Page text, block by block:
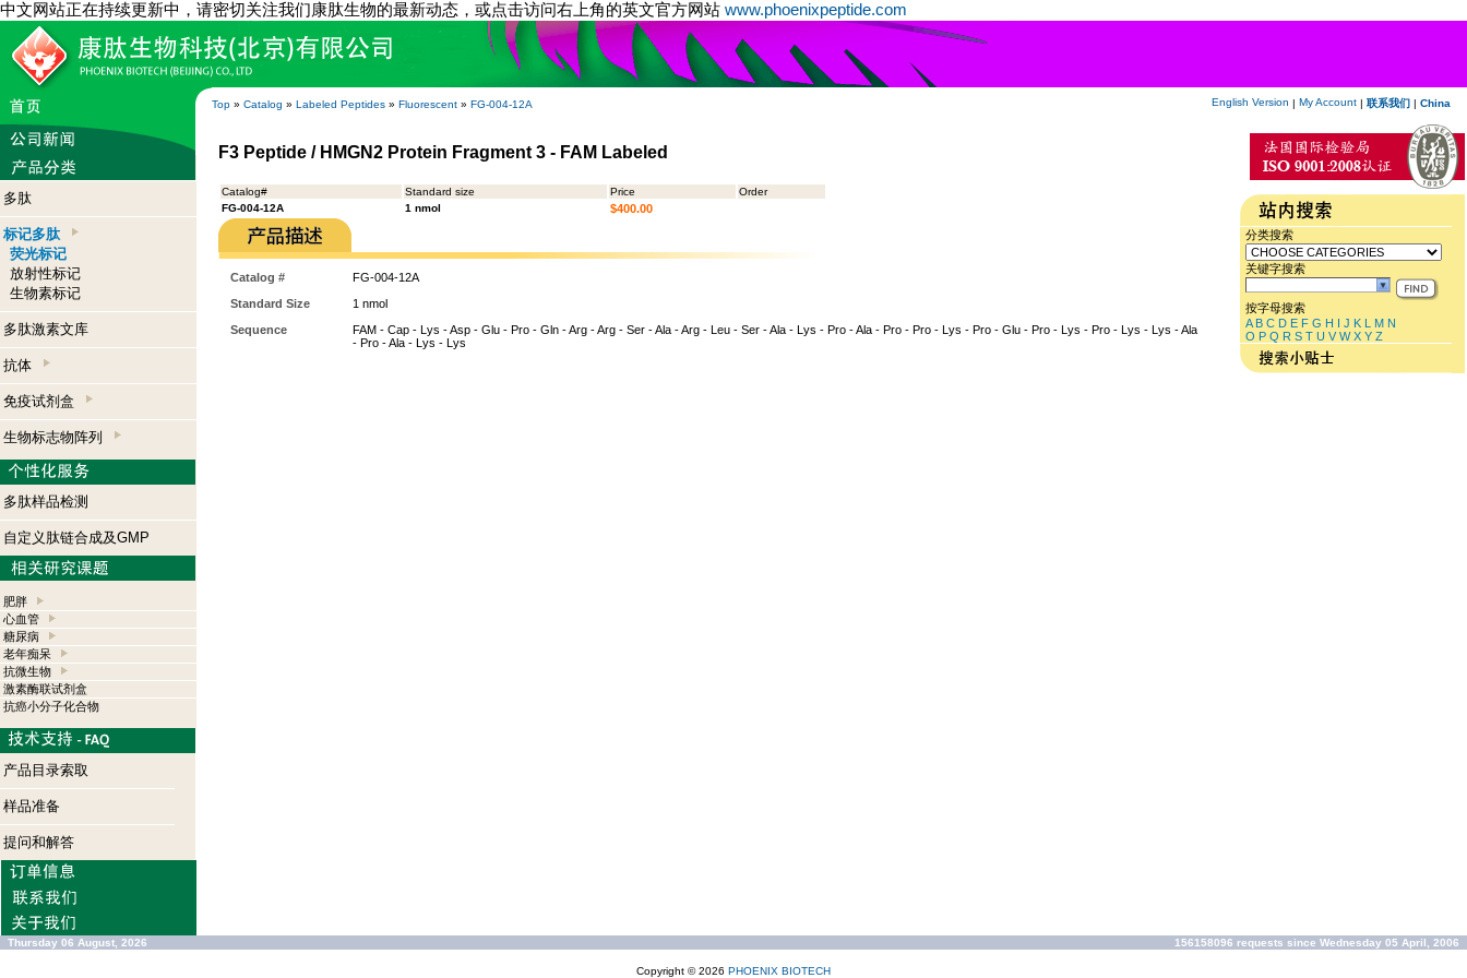
中文网站正在持续更新中，请密切关注我们康肽生物的最新动态，或点击访问右上角的英文官方网站 www.phoenixpeptide.com
Top » Catalog » Labeled Peptides » Fluorescent » FG-004-12A English Version | My Account | 联系我们 | China
多肽
标记多肽
荧光标记
放射性标记
生物素标记
多肽激素文库
抗体
免疫试剂盒
生物标志物阵列
多肽样品检测
自定义肽链合成及GMP
肥胖
心血管
糖尿病
老年痴呆
抗微生物
激素酶联试剂盒
抗癌小分子化合物
产品目录索取
样品准备
提问和解答
F3 Peptide / HMGN2 Protein Fragment 3 - FAM Labeled
Catalog# Standard size Price
Order
FG-004-12A
1 nmol $400.00
Catalog #
FG-004-12A
Standard Size
1 nmol
Sequence
FAM - Cap - Lys - Asp - Glu - Pro - Gln - Arg - Arg - Ser - Ala - Arg - Leu - Ser - Ala - Lys - Pro - Ala - Pro - Pro - Lys - Pro - Glu - Pro - Lys - Pro - Lys - Lys - Ala
- Pro - Ala - Lys - Lys
分类搜索
关键字搜索
按字母搜索
A B C D E F G H I J K L M N
O P Q R S T U V W X Y Z
Thursday 06 August, 2026 156158096 requests since Wednesday 05 April, 2006
Copyright © 2026 PHOENIX BIOTECH